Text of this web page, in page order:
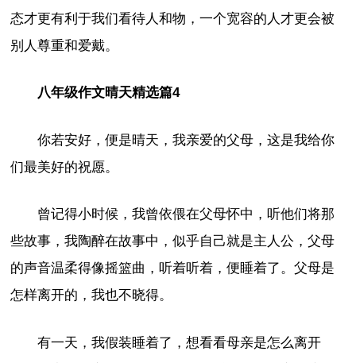
态才更有利于我们看待人和物，一个宽容的人才更会被
别人尊重和爱戴。
八年级作文晴天精选篇4
你若安好，便是晴天，我亲爱的父母，这是我给你
们最美好的祝愿。
曾记得小时候，我曾依偎在父母怀中，听他们将那
些故事，我陶醉在故事中，似乎自己就是主人公，父母
的声音温柔得像摇篮曲，听着听着，便睡着了。父母是
怎样离开的，我也不晓得。
有一天，我假装睡着了，想看看母亲是怎么离开